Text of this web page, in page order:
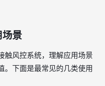
场景
触风控系统，理解应用场景
。下面是最常见的几类使用